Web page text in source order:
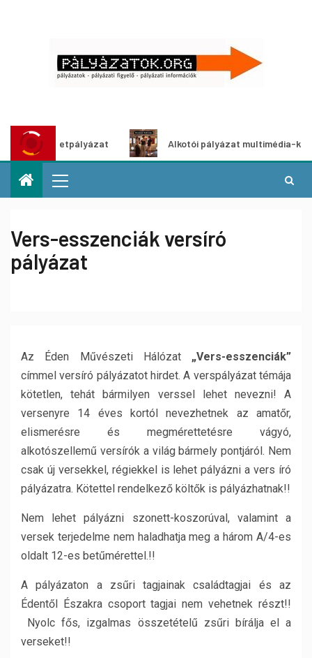
Alkotói pályázat multimédia-kiállításhoz
Vers-esszenciák versíró
pályázat
Az Éden Művészeti Hálózat „Vers-esszenciák”
címmel versíró pályázatot hirdet. A verspályázat témája
kötetlen, tehát bármilyen verssel lehet nevezni! A
versenyre 14 éves kortól nevezhetnek az amatőr,
elismerésre és megmérettetésre vágyó,
alkotószellemű versírók a világ bármely pontjáról. Nem
csak új versekkel, régiekkel is lehet pályázni a vers író
pályázatra. Kötettel rendelkező költők is pályázhatnak!!
Nem lehet pályázni szonett-koszorúval, valamint a
versek terjedelme nem haladhatja meg a három A/4-es
oldalt 12-es betűmérettel.!!
A pályázaton a zsűri tagjainak családtagjai és az
Édentől Északra csoport tagjai nem vehetnek részt!!
Nyolc fős, izgalmas összetételű zsűri bírálja el a
verseket!!